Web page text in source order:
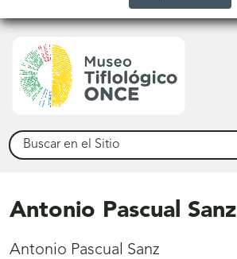
Buscar
Antonio Pascual Sanz
Antonio Pascual Sanz